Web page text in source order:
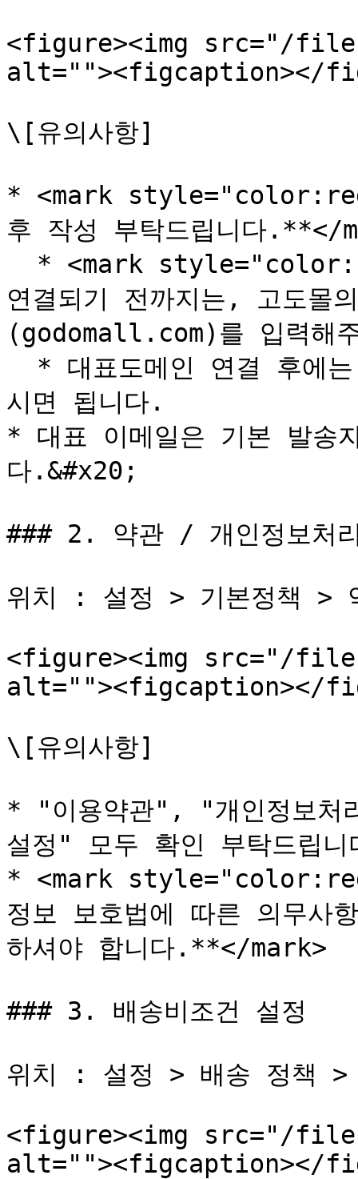
<figure><img src="/files/
alt=""><figcaption></
\[유의사항]
* <mark
후 작성 부탁드립니다.**</
연결되기 전까지는, 고도몰
(godomall.com)를 입력해
시면 됩니다.
* 대표 이메일은 기본 발송
다.&#x20;
### 2. 약관 / 개인정보처
위치 : 설정 > 기본정책 >
<figure><img src="/files/
alt=""><figcaption></
\[유의사항]
* "이용약관", "개인정보처
설정" 모두 확인 부탁드립
* <mark
정보 보호법에 따른 의무사
하셔야 합니다.**</mark>
### 3. 배송비조건 설정
위치 : 설정 > 배송 정책 >
<figure><img src="/files/
alt=""><figcaption></